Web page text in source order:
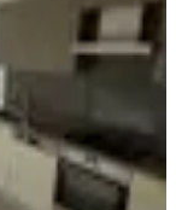
Selma Karaköse